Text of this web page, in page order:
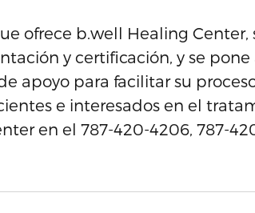
ofrece b.well Healing Center,
y certificación, y se
apoyo para facilitar su
e interesados en el
en el 787-420-4206, 787-